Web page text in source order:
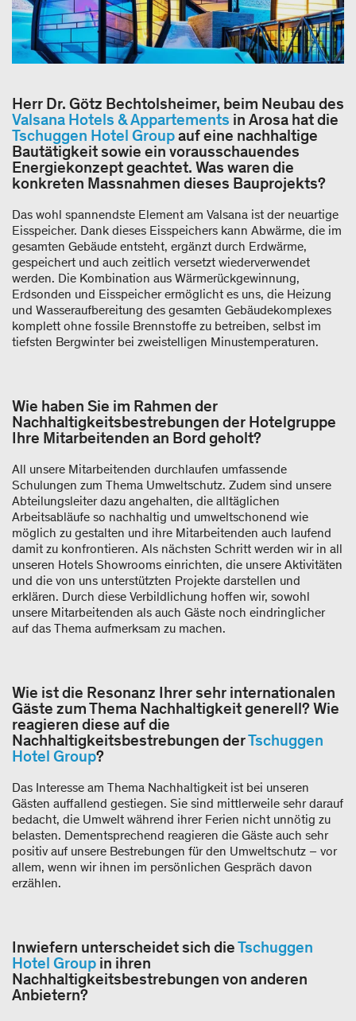
Herr Dr. Götz Bechtolsheimer, beim Neubau des
Valsana Hotels & Appartements in Arosa hat die
Tschuggen Hotel Groupauf eine nachhaltige
Bautätigkeit sowie ein vorausschauendes
Energiekonzept geachtet. Was waren die
konkreten Massnahmen dieses Bauprojekts?
Das wohl spannendste Element am Valsana ist der neuartige
Eisspeicher. Dank dieses Eisspeichers kann Abwärme, die im
gesamten Gebäude entsteht, ergänzt durch Erdwärme,
gespeichert und auch zeitlich versetzt wiederverwendet
werden. Die Kombination aus Wärmerückgewinnung,
Erdsonden und Eisspeicher ermöglicht es uns, die Heizung
und Wasseraufbereitung des gesamten Gebäudekomplexes
komplett ohne fossile Brennstoffe zu betreiben, selbst im
tiefsten Bergwinter bei zweistelligen Minustemperaturen.
Wie haben Sie im Rahmen der
Nachhaltigkeitsbestrebungen der Hotelgruppe
Ihre Mitarbeitenden an Bord geholt?
All unsere Mitarbeitenden durchlaufen umfassende
Schulungen zum Thema Umweltschutz. Zudem sind unsere
Abteilungsleiter dazu angehalten, die alltäglichen
Arbeitsabläufe so nachhaltig und umweltschonend wie
möglich zu gestalten und ihre Mitarbeitenden auch laufend
damit zu konfrontieren. Als nächsten Schritt werden wir in all
unseren Hotels Showrooms einrichten, die unsere Aktivitäten
und die von uns unterstützten Projekte darstellen und
erklären. Durch diese Verbildlichung hoffen wir, sowohl
unsere Mitarbeitenden als auch Gäste noch eindringlicher
auf das Thema aufmerksam zu machen.
Wie ist die Resonanz Ihrer sehr internationalen
Gäste zum Thema Nachhaltigkeit generell? Wie
reagieren diese auf die
Nachhaltigkeitsbestrebungen derTschuggen
Hotel Group?
Das Interesse am Thema Nachhaltigkeit ist bei unseren
Gästen auffallend gestiegen. Sie sind mittlerweile sehr darauf
bedacht, die Umwelt während ihrer Ferien nicht unnötig zu
belasten. Dementsprechend reagieren die Gäste auch sehr
positiv auf unsere Bestrebungen für den Umweltschutz – vor
allem, wenn wir ihnen im persönlichen Gespräch davon
erzählen.
Inwiefern unterscheidet sich dieTschuggen
Hotel Group in ihren
Nachhaltigkeitsbestrebungen von anderen
Anbietern?